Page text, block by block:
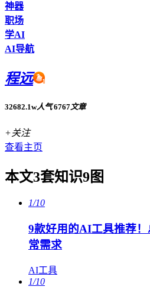
神器
职场
学AI
AI导航
程远
32682.1w人气 6767文章
+关注
查看主页
本文3套知识9图
1/10
9款好用的AI工具推荐
常需求
AI工具
1/10